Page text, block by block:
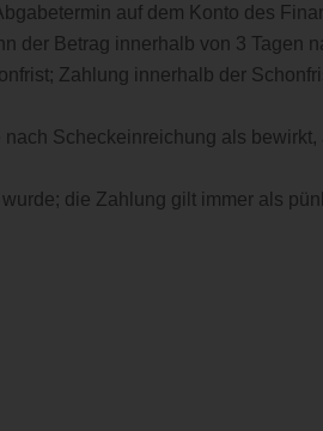
auf dem Konto des
der Betrag innerhalb von 3 Tagen
Zahlung innerhalb der
Scheckeinreichung als
die Zahlung gilt immer als